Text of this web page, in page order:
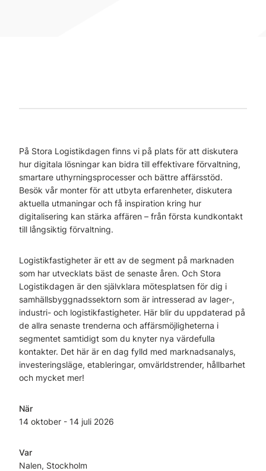
På Stora Logistikdagen finns vi på plats för att diskutera
hur digitala lösningar kan bidra till effektivare förvaltning,
smartare uthyrningsprocesser och bättre affärsstöd.
Besök vår monter för att utbyta erfarenheter, diskutera
aktuella utmaningar och få inspiration kring hur
digitalisering kan stärka affären – från första kundkontakt
till långsiktig förvaltning.
Logistikfastigheter är ett av de segment på marknaden
som har utvecklats bäst de senaste åren. Och Stora
Logistikdagen är den självklara mötesplatsen för dig i
samhällsbyggnadssektorn som är intresserad av lager-,
industri- och logistikfastigheter. Här blir du uppdaterad på
de allra senaste trenderna och affärsmöjligheterna i
segmentet samtidigt som du knyter nya värdefulla
kontakter. Det här är en dag fylld med marknadsanalys,
investeringsläge, etableringar, omvärldstrender, hållbarhet
och mycket mer!
När
14 oktober - 14 juli 2026
Var
Nalen, Stockholm